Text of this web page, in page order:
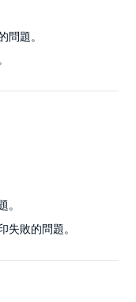
題。
敗的問題。